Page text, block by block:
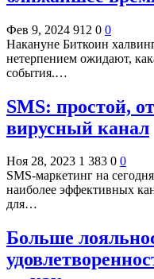
Фев 9, 2024 912 0 0
Накануне Биткоин
нетерпением ожидают,
события.…
SMS: простой,
вирусный канал
Ноя 28, 2023 1 383 0 0
SMS-маркетинг на
наиболее эффективных
для…
Больше